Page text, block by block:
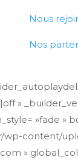
Nous
Nos
»
»fade »
content/
»